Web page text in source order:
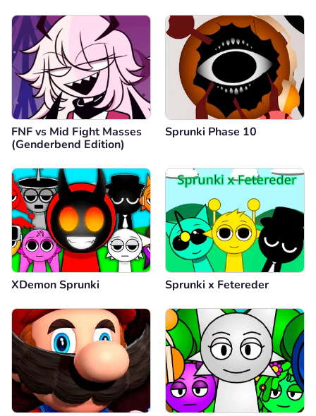
FNF vs Mid Fight Masses
(Genderbend Edition)
Sprunki Phase 10
XDemon Sprunki Sprunki x Fetereder